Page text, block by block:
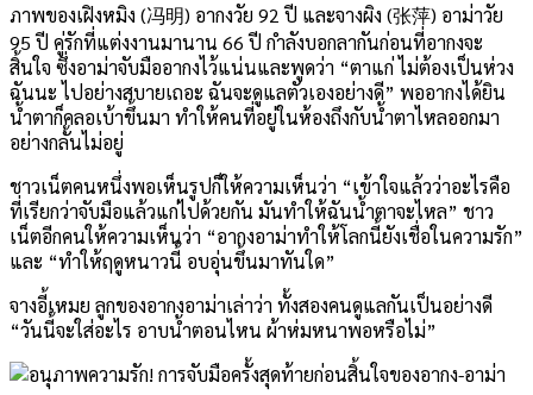
ภาพของเฝิงหมิง (冯明) อากงวัย 92 ปี และจางผิง (张萍) อาม่าวัย
95 ปี คู่รักที่แต่งงานมานาน 66 ปี กำลังบอกลากันก่อนที่อากงจะ
สิ้นใจ ซึ่งอาม่าจับมืออากงไว้แน่นและพูดว่า “ตาแก่ ไม่ต้องเป็นห่วง
ฉันนะ ไปอย่างสบายเถอะ ฉันจะดูแลตัวเองอย่างดี” พออากงได้ยิน
น้ำตาก็คลอเบ้าขึ้นมา ทำให้คนที่อยู่ในห้องถึงกับน้ำตาไหลออกมา
อย่างกลั้นไม่อยู่
ชาวเน็ตคนหนึ่งพอเห็นรูปก็ให้ความเห็นว่า “เข้าใจแล้วว่าอะไรคือ
ที่เรียกว่าจับมือแล้วแก่ไปด้วยกัน มันทำให้ฉันน้ำตาจะไหล” ชาว
เน็ตอีกคนให้ความเห็นว่า “อากงอาม่าทำให้โลกนี้ยังเชื่อในความรัก”
และ “ทำให้ฤดูหนาวนี้ อบอุ่นขึ้นมาทันใด”
จางอี้เหมย ลูกของอากงอาม่าเล่าว่า ทั้งสองคนดูแลกันเป็นอย่างดี
“วันนี้จะใส่อะไร อาบน้ำตอนไหน ผ้าห่มหนาพอหรือไม่”